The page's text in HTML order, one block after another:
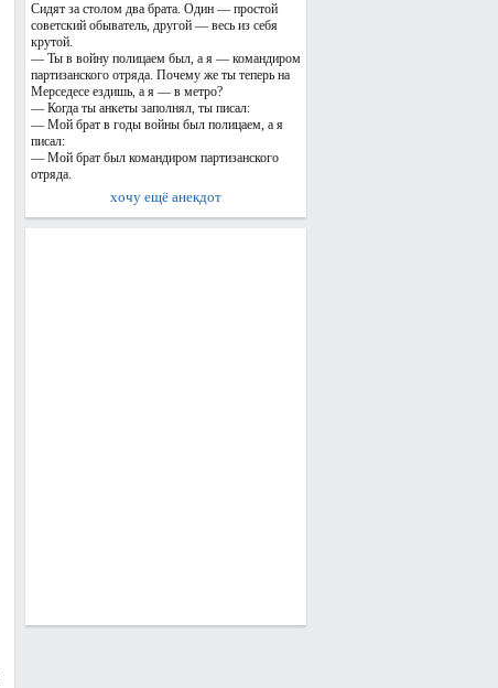
Сидят за столом два брата. Один — простой
советский обыватель, другой — весь из себя
крутой.
— Ты в войну полицаем был, а я — командиром
партизанского отряда. Почему же ты теперь на
Мерседесе ездишь, а я — в метро?
— Когда ты анкеты заполнял, ты писал:
— Мой брат в годы войны был полицаем, а я
писал:
— Мой брат был командиром партизанского
отряда.
хочу ещё анекдот